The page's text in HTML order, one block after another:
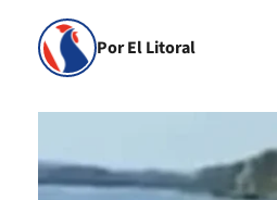
Por El Litoral